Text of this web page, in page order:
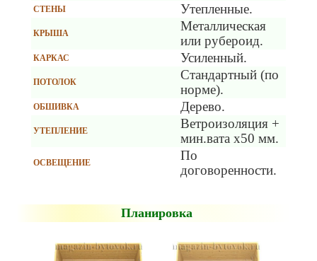
СТЕНЫ Утепленные.
КРЫША
Металлическая
или рубероид.
КАРКАС Усиленный.
ПОТОЛОК
Стандартный (по
норме).
ОБШИВКА Дерево.
УТЕПЛЕНИЕ
Ветроизоляция +
мин.вата х50 мм.
ОСВЕЩЕНИЕ
По
договоренности.
Планировка